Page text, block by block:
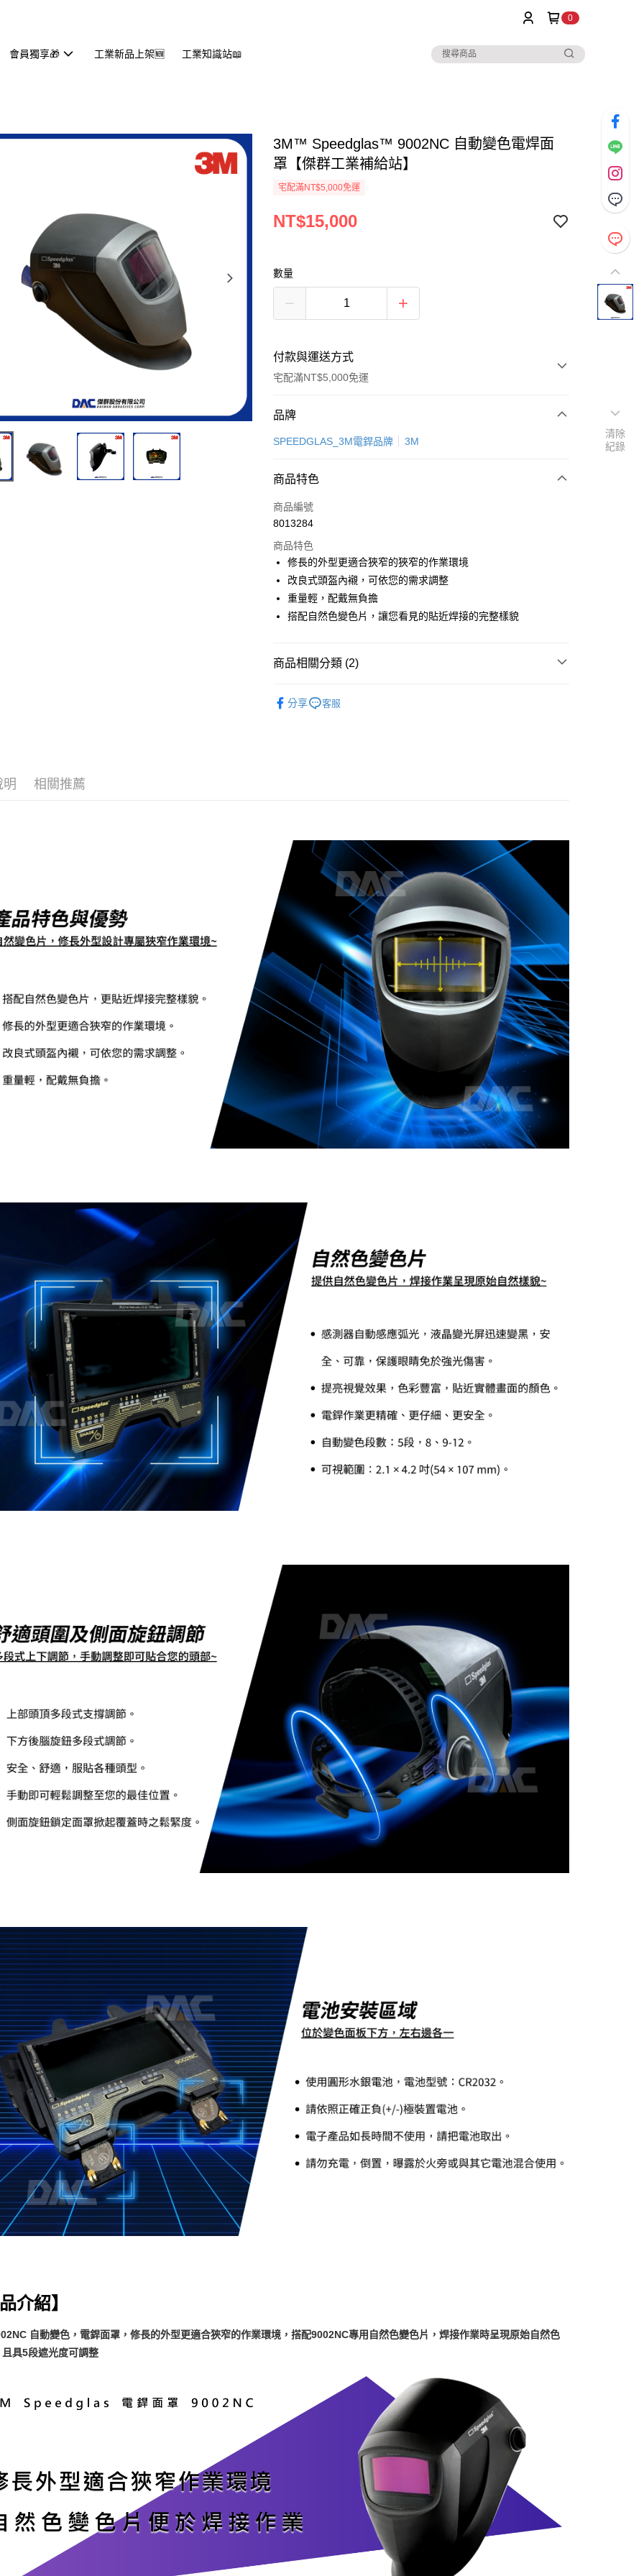
0
會員獨享🎁 工業新品上架🆕 工業知識站📖
3M™ Speedglas™ 9002NC 自動變色電焊面
罩【傑群工業補給站】
宅配滿NT$5,000免運
NT$15,000
數量
付款與運送方式
宅配滿NT$5,000免運
付款方式
信用卡一次付款
Apple Pay
街口支付
悠遊付
全盈+PAY
新竹物流(大件商品、貨量較大)
每筆NT$200，滿NT$5,000(含以上)免運費
品牌
SPEEDGLAS_3M電銲品牌 3M
商品特色
商品編號
8013284
商品特色
修長的外型更適合狹窄的狹窄的作業環境
改良式頭盔內襯，可依您的需求調整
重量輕，配戴無負擔
搭配自然色變色片，讓您看見的貼近焊接的完整樣貌
商品相關分類 (2)
分享 客服
明 相關推薦
介紹】
自動變色，電銲面罩，修長的外型更適合狹窄的作業環境，搭配9002NC專用自然色變色片，焊接作業時呈現原始自然色
具5段遮光度可調整
清除
紀錄